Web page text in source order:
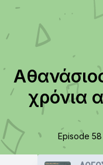
χρόνια
Episode 58